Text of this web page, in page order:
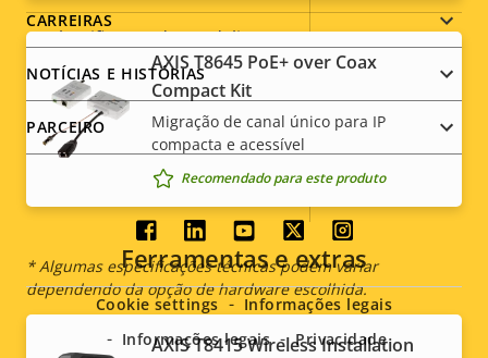
Classificação de vandalismo IK08
Classificação IP
Desenvolvida para repintura
* Algumas especificações técnicas podem variar
dependendo da opção de hardware escolhida.
AXIS T8645 PoE+ over Coax
Compact Kit
Migração de canal único para IP
compacta e acessível
Recomendado para este produto
Ferramentas e extras
AXIS T8415 Wireless Installation
CARREIRAS
NOTÍCIAS E HISTÓRIAS
PARCEIRO
Social
menu
Cookie settings
Informações legais
Informações legais
Privacidade